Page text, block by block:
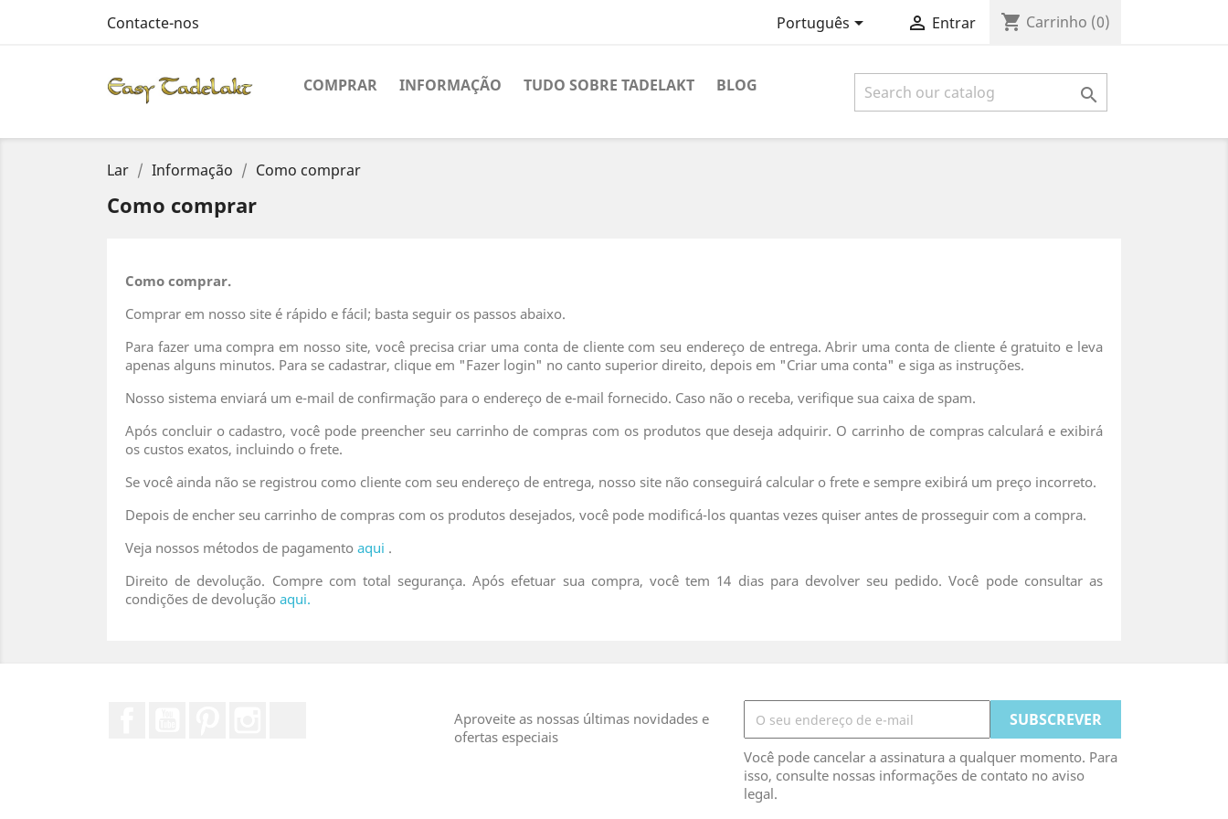
Contacte-nos Português  Entrar shopping_cart Carrinho (0)
COMPRAR INFORMAÇÃO TUDO SOBRE TADELAKT BLOG 
Lar Informação Como comprar
Como comprar
Como comprar.
Comprar em nosso site é rápido e fácil; basta seguir os passos abaixo.
Para fazer uma compra em nosso site, você precisa criar uma conta de cliente com seu endereço de entrega. Abrir uma conta de cliente é gratuito e leva
apenas alguns minutos. Para se cadastrar, clique em "Fazer login" no canto superior direito, depois em "Criar uma conta" e siga as instruções.
Nosso sistema enviará um e-mail de confirmação para o endereço de e-mail fornecido. Caso não o receba, verifique sua caixa de spam.
Após concluir o cadastro, você pode preencher seu carrinho de compras com os produtos que deseja adquirir. O carrinho de compras calculará e exibirá
os custos exatos, incluindo o frete.
Se você ainda não se registrou como cliente com seu endereço de entrega, nosso site não conseguirá calcular o frete e sempre exibirá um preço incorreto.
Depois de encher seu carrinho de compras com os produtos desejados, você pode modificá-los quantas vezes quiser antes de prosseguir com a compra.
Veja nossos métodos de pagamento aqui .
Direito de devolução. Compre com total segurança. Após efetuar sua compra, você tem 14 dias para devolver seu pedido. Você pode consultar as
condições de devolução aqui.
Aproveite as nossas últimas novidades e
ofertas especiais
Você pode cancelar a assinatura a qualquer momento. Para
isso, consulte nossas informações de contato no aviso
legal.